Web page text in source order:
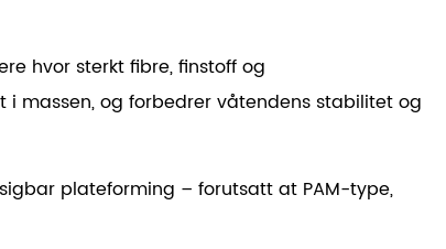
hvor sterkt fibre, finstoff og
massen, og forbedrer våtendens stabilitet og
plateforming – forutsatt at PAM-type,